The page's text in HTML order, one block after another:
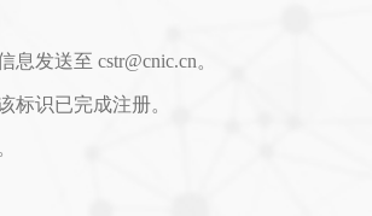
发送至 cstr@cnic.cn。
标识已完成注册。